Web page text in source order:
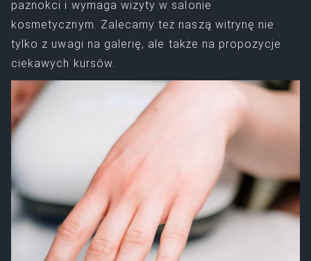
paznokci i wymaga wizyty w salonie
kosmetycznym. Zalecamy też naszą witrynę nie
tylko z uwagi na galerię, ale także na propozycje
ciekawych kursów.